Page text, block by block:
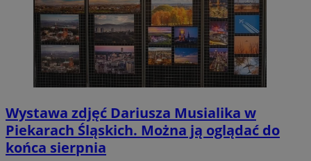
Wystawa zdjęć Dariusza Musialika w
Piekarach Śląskich. Można ją oglądać do
końca sierpnia